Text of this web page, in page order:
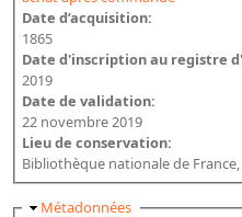
Date d’acquisition:
1865
Date d'inscription au registre
2019
Date de validation:
22 novembre 2019
Lieu de conservation:
Bibliothèque nationale de
Masquer
Métadonnées